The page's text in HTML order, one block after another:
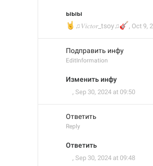
ыыы
🤘♫𝑉𝑖𝑐𝑡𝑜𝑟_tsoy♫
🎸
, Oct 9,
Подправить инфу
EditInformation
Изменить инфу
, Sep 30, 2024 at 09:50
Ответить
Reply
Ответить
, Sep 30, 2024 at 09:48